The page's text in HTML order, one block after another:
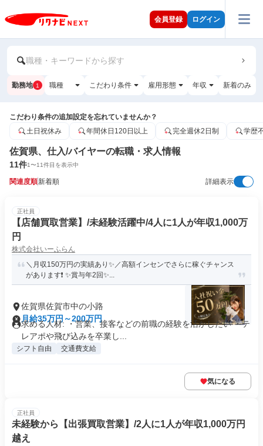
会員登録 ログイン
職種・キーワードから探す
勤務地 1 職種 こだわり条件 雇用形態 年収 新着のみ
こだわり条件の追加設定を忘れていませんか？
土日祝休み
年間休日120日以上 完全週休2日制 学歴
佐賀県、仕入/バイヤーの転職・求人情報
11件1〜11件目を表示中
関連度順新着順 詳細表示
正社員
【店舗買取営業】/未経験活躍中/4人に1人が年収1,000万
円
株式会社いーふらん
＼月収150万円の実績あり✨／高額インセンでさらに稼ぐチャンス
があります❗ ✨賞与年2回✨...
佐賀県佐賀市中の小路
月給35万円～200万円
求める人材: ・営業、接客などの前職の経験を活かしたい ・テ
レアポや飛び込みを卒業し...
シフト自由 交通費支給
気になる
正社員
未経験から【出張買取営業】/2人に1人が年収1,000万円
越え